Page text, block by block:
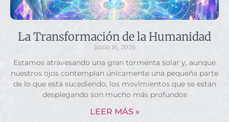
La Transformación de la Humanidad
junio 16, 2026
Estamos atravesando una gran tormenta solar y, aunque
nuestros ojos contemplan únicamente una pequeña parte
de lo que está sucediendo, los movimientos que se están
desplegando son mucho más profundos
LEER MÁS »